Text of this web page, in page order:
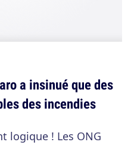
a insinué que des
des incendies
logique ! Les ONG